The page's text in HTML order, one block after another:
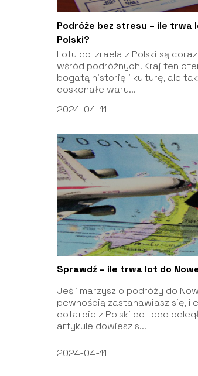
Podróże bez stresu – ile trwa
Polski?
Loty do Izraela z Polski są
wśród podróżnych. Kraj ten
bogatą historię i kulturę, ale
doskonałe waru...
2024-04-11
Sprawdź – ile trwa lot do
Jeśli marzysz o podróży do
pewnością zastanawiasz się,
dotarcie z Polski do tego
artykule dowiesz s...
2024-04-11